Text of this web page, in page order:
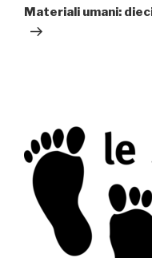
successivo
Materiali umani: